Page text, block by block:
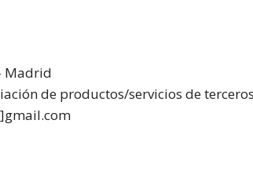
Madrid
de productos/servicios de terceros